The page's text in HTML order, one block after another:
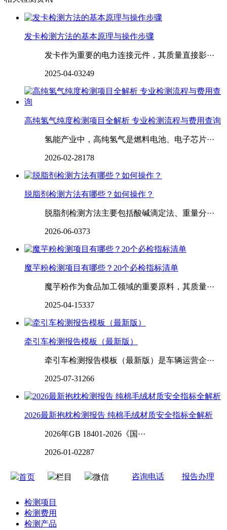
发卡检测方法的基本原理与操作步骤
发卡作为重要的电力连接元件，其质量直接影···
2025-04-03249
高纯氢气纯度检测项目全解析 专业检测流程与费用查询
氢能产业中，高纯氢气是燃料电池、电子芯片···
2026-02-28178
‌‌‌‌脱脂剂检测方法有哪些？如何操作？
脱脂剂检测方法主要包括酸碱滴定法、重量分···
2026-06-0373
魔芋粉检测项目有哪些？20个必检指标清单
魔芋粉作为食品加工领域的重要原料，其质量···
2025-04-15337
牵引车检测报告模板（最新版）
牵引车检测报告模板（最新版）是车辆运营企···
2025-07-31 266
2026最新抱枕检测报告 纯棉毛绒材质安全指标全解析
2026年GB 18401-2026《国···
2026-01-02287
首页 栏目 微信 咨询电话 报告办理
检测项目
检测费用
检测产品